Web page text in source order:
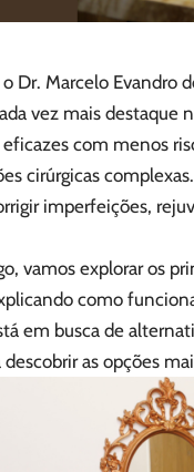
Dr. Marcelo Evandro
vez mais destaque
eficazes com menos
cirúrgicas
imperfeições,
vamos explorar os
como
em busca de
as opções